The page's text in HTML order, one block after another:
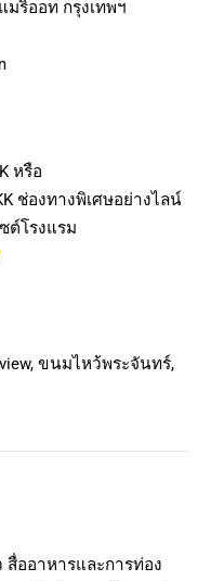
มริออท กรุงเทพฯ
หรือ
ช่องทางพิเศษอย่างไลน์
ต์โรงแรม
ขนมไหว้พระจันทร์,
ออาหารและการท่อง